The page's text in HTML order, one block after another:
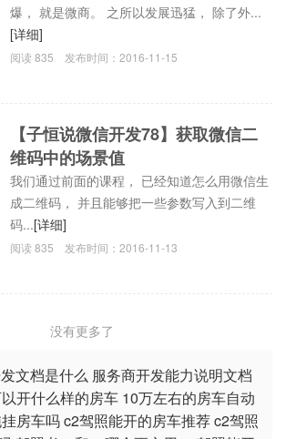
爆， 就是微商。 之所以发展迅猛， 除了外...
[详细]
阅读835 发布时间：2016-11-15
【子恒说微信开发78】获取微信二
维码中的场景值
我们通过前面的课程， 已经知道怎么用微信生
成二维码， 并且能够把一些参数写入到二维
码...[详细]
阅读835 发布时间：2016-11-13
没有更多了
文档是什么 服务商开发能力说明文档
开什么样的房车 10万左右的房车自动
房车吗c2驾照能开的房车推荐c2驾照